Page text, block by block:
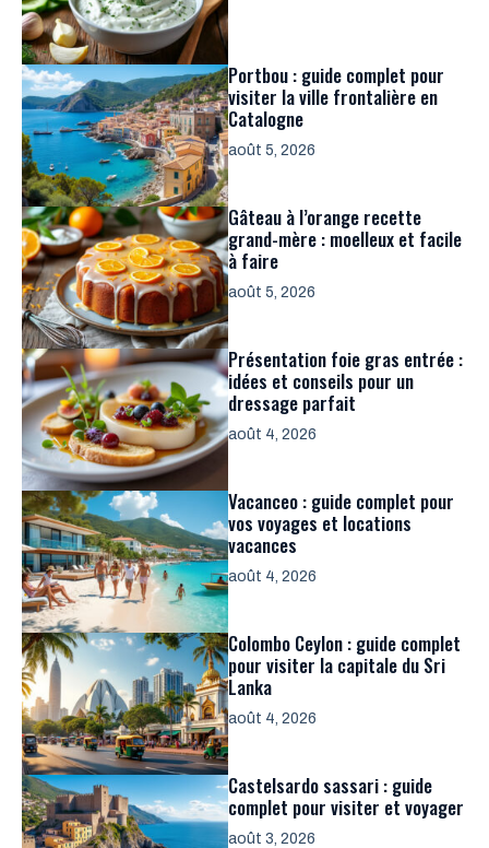
Portbou : guide complet pour
visiter la ville frontalière en
Catalogne
août 5, 2026
Gâteau à l’orange recette
grand-mère : moelleux et facile
à faire
août 5, 2026
Présentation foie gras entrée :
idées et conseils pour un
dressage parfait
août 4, 2026
Vacanceo : guide complet pour
vos voyages et locations
vacances
août 4, 2026
Colombo Ceylon : guide complet
pour visiter la capitale du Sri
Lanka
août 4, 2026
Castelsardo sassari : guide
complet pour visiter et voyager
août 3, 2026